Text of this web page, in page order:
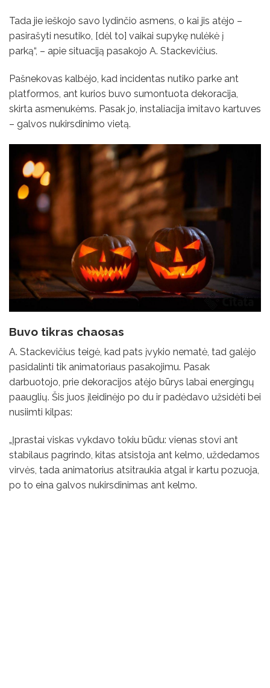
Tada jie ieškojo savo lydinčio asmens, o kai jis atėjo –
pasirašyti nesutiko, [dėl to] vaikai supykę nulėkė į
parką“, – apie situaciją pasakojo A. Stackevičius.
Pašnekovas kalbėjo, kad incidentas nutiko parke ant
platformos, ant kurios buvo sumontuota dekoracija,
skirta asmenukėms. Pasak jo, instaliacija imitavo kartuves
– galvos nukirsdinimo vietą.
Buvo tikras chaosas
A. Stackevičius teigė, kad pats įvykio nematė, tad galėjo
pasidalinti tik animatoriaus pasakojimu. Pasak
darbuotojo, prie dekoracijos atėjo būrys labai energingų
paauglių. Šis juos įleidinėjo po du ir padėdavo užsidėti bei
nusiimti kilpas:
„Įprastai viskas vykdavo tokiu būdu: vienas stovi ant
stabilaus pagrindo, kitas atsistoja ant kelmo, uždedamos
virvės, tada animatorius atsitraukia atgal ir kartu pozuoja,
po to eina galvos nukirsdinimas ant kelmo.